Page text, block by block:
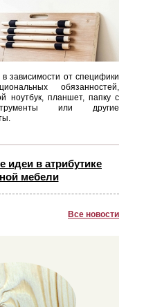
зависимости от специфики
обязанностей,
ноутбук, планшет, папку с
или другие
идеи в атрибутике
мебели
Все новости